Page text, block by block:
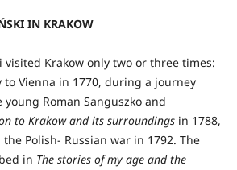
IN KRAKOW
visited Krakow only two or three times:
to Vienna in 1770, during a journey
Roman Sanguszko and
to Krakow and its surroundingsin 1788,
Polish- Russian war in 1792. The
in The stories of my age and the